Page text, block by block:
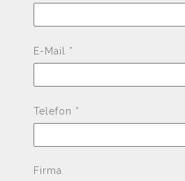
E-Mail *
Telefon *
Firma